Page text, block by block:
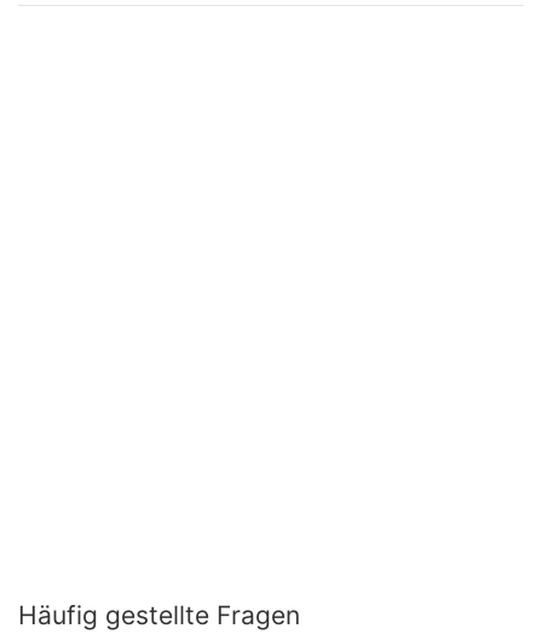
Häufig gestellte Fragen